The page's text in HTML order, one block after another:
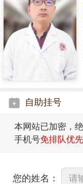
自助挂号
本网站已加密，
手机号免排队优
您的姓名：